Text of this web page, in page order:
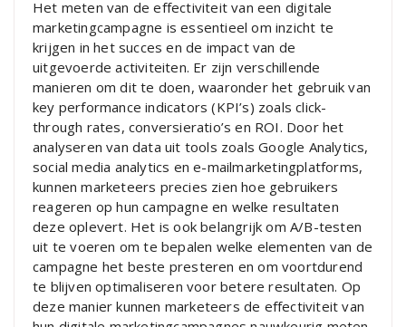
Het meten van de effectiviteit van een digitale
marketingcampagne is essentieel om inzicht te
krijgen in het succes en de impact van de
uitgevoerde activiteiten. Er zijn verschillende
manieren om dit te doen, waaronder het gebruik van
key performance indicators (KPI’s) zoals click-
through rates, conversieratio’s en ROI. Door het
analyseren van data uit tools zoals Google Analytics,
social media analytics en e-mailmarketingplatforms,
kunnen marketeers precies zien hoe gebruikers
reageren op hun campagne en welke resultaten
deze oplevert. Het is ook belangrijk om A/B-testen
uit te voeren om te bepalen welke elementen van de
campagne het beste presteren en om voortdurend
te blijven optimaliseren voor betere resultaten. Op
deze manier kunnen marketeers de effectiviteit van